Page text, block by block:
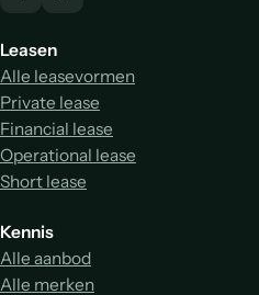
Leasen
Alle leasevormen
Private lease
Financial lease
Operational lease
Short lease
Kennis
Alle aanbod
Alle merken